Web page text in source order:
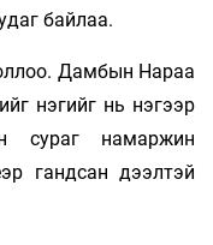
байлаа.
Дамбын Нараа
нэгийг нь нэгээр
сураг намаржин
гандсан дээлтэй